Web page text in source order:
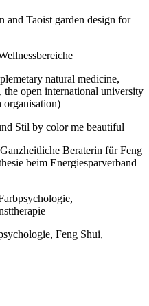
and Taoist garden design for
natural medicine,
open international university
Stil by color me beautiful
Beraterin für Feng
beim Energiesparverband
Feng Shui,